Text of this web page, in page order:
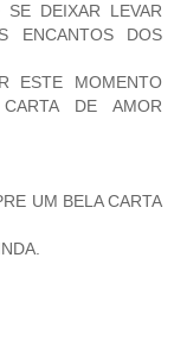
SE DEIXAR LEVAR
ENCANTOS DOS
ESTE MOMENTO
DE AMOR
UM BELA CARTA